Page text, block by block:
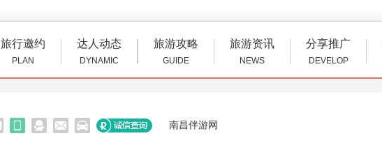
旅行邀约
PLAN
达人动态
DYNAMIC
旅游攻略
GUIDE
旅游资讯
NEWS
分享推广
DEVELOP
南昌伴游网